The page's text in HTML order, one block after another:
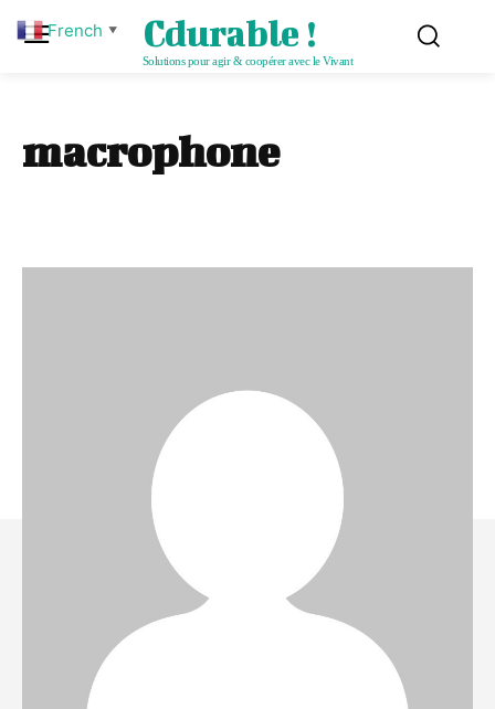
Cdurable !
Solutions pour agir & coopérer avec le Vivant
macrophone
French ▼